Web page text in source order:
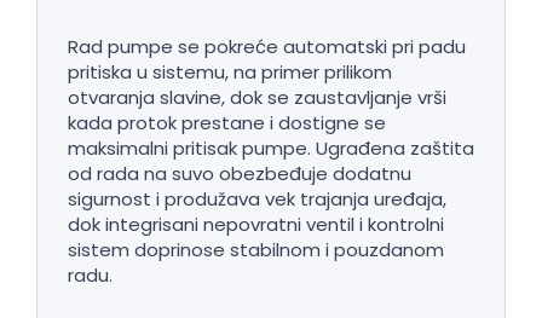
Rad pumpe se pokreće automatski pri padu
pritiska u sistemu, na primer prilikom
otvaranja slavine, dok se zaustavljanje vrši
kada protok prestane i dostigne se
maksimalni pritisak pumpe. Ugrađena zaštita
od rada na suvo obezbeđuje dodatnu
sigurnost i produžava vek trajanja uređaja,
dok integrisani nepovratni ventil i kontrolni
sistem doprinose stabilnom i pouzdanom
radu.